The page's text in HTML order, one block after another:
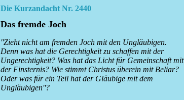
Die Kurzandacht Nr. 2440
Das fremde Joch
''Zieht nicht am fremden Joch mit den Ungläubigen.
Denn was hat die Gerechtigkeit zu schaffen mit der
Ungerechtigkeit? Was hat das Licht für Gemeinschaft mit
der Finsternis? Wie stimmt Christus überein mit Beliar?
Oder was für ein Teil hat der Gläubige mit dem
Ungläubigen''?